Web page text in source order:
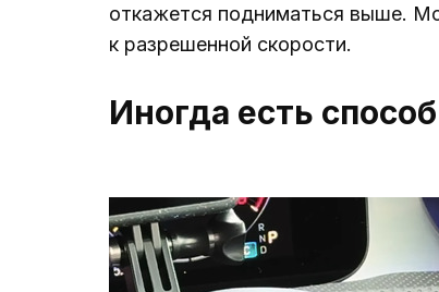
откажется подниматься выше.
к разрешенной скорости.
Иногда есть